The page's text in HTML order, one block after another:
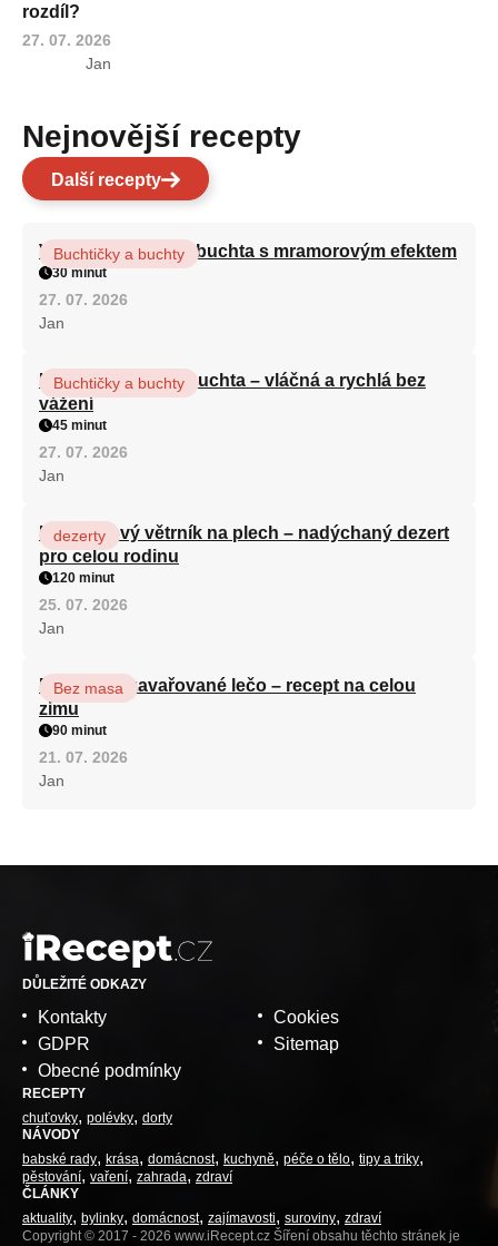
rozdíl?
27. 07. 2026
Jan
Nejnovější recepty
Další recepty
Vláčná olejová litá buchta s mramorovým efektem
Buchtičky a buchty
30 minut
27. 07. 2026
Jan
Hrnková maková buchta – vláčná a rychlá bez
vážení
Buchtičky a buchty
45 minut
27. 07. 2026
Jan
Karamelový větrník na plech – nadýchaný dezert
pro celou rodinu
dezerty
120 minut
25. 07. 2026
Jan
Babiččino zavařované lečo – recept na celou
zimu
Bez masa
90 minut
21. 07. 2026
Jan
DŮLEŽITÉ ODKAZY
Kontakty
GDPR
Obecné podmínky
Cookies
Sitemap
RECEPTY
chuťovky polévky dorty
NÁVODY
babské rady krása domácnost kuchyně péče o tělo tipy a triky
pěstování vaření zahrada
zdraví
ČLÁNKY
aktuality bylinky domácnost zajímavosti suroviny zdraví
Copyright © 2017 - 2026 www.iRecept.cz Šíření obsahu těchto stránek je